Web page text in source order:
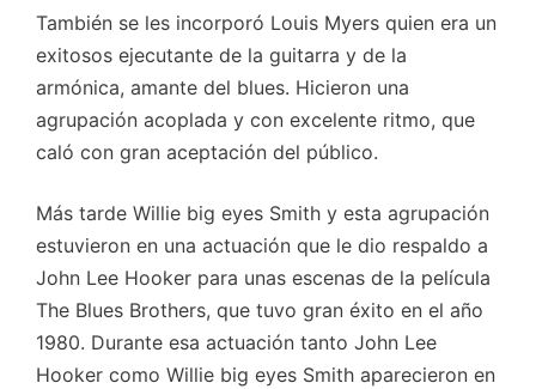
También se les incorporó Louis Myers quien era un
exitosos ejecutante de la guitarra y de la
armónica, amante del blues. Hicieron una
agrupación acoplada y con excelente ritmo, que
caló con gran aceptación del público.
Más tarde Willie big eyes Smith y esta agrupación
estuvieron en una actuación que le dio respaldo a
John Lee Hooker para unas escenas de la película
The Blues Brothers, que tuvo gran éxito en el año
1980. Durante esa actuación tanto John Lee
Hooker como Willie big eyes Smith aparecieron en